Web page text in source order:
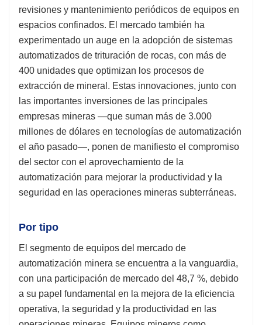
revisiones y mantenimiento periódicos de equipos en
espacios confinados. El mercado también ha
experimentado un auge en la adopción de sistemas
automatizados de trituración de rocas, con más de
400 unidades que optimizan los procesos de
extracción de mineral. Estas innovaciones, junto con
las importantes inversiones de las principales
empresas mineras —que suman más de 3.000
millones de dólares en tecnologías de automatización
el año pasado—, ponen de manifiesto el compromiso
del sector con el aprovechamiento de la
automatización para mejorar la productividad y la
seguridad en las operaciones mineras subterráneas.
Por tipo
El segmento de equipos del mercado de
automatización minera se encuentra a la vanguardia,
con una participación de mercado del 48,7 %, debido
a su papel fundamental en la mejora de la eficiencia
operativa, la seguridad y la productividad en las